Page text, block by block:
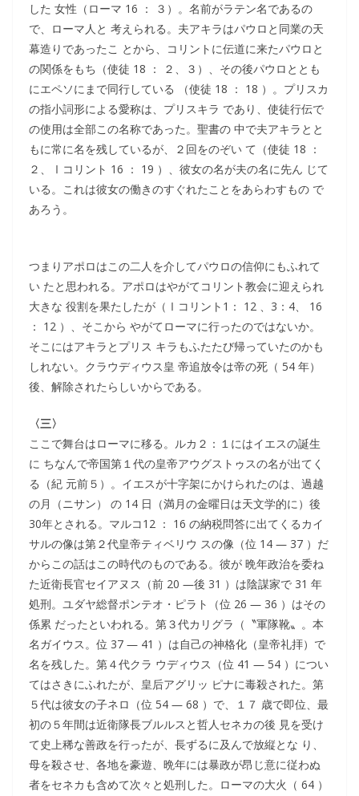
した 女性（ローマ 16 ： ３）。名前がラテン名であるの
で、ローマ人と 考えられる。夫アキラはパウロと同業の天
幕造りであったこ とから、コリントに伝道に来たパウロと
の関係をもち（使徒 18 ： ２、３）、その後パウロととも
にエペソにまで同行している （使徒 18 ： 18 ）。プリスカ
の指小詞形による愛称は、プリスキラ であり、使徒行伝で
の使用は全部この名称であった。聖書の 中で夫アキラとと
もに常に名を残しているが、２回をのぞい て（使徒 18 ：
２、Ⅰコリント 16 ： 19 ）、彼女の名が夫の名に先ん じて
いる。これは彼女の働きのすぐれたことをあらわすもの で
あろう。
つまりアポロはこの二人を介してパウロの信仰にもふれて
い たと思われる。アポロはやがてコリント教会に迎えられ
大きな 役割を果たしたが（Ⅰコリント1： 12 、3：4、 16
： 12 ）、そこから やがてローマに行ったのではないか。
そこにはアキラとプリス キラもふたたび帰っていたのかも
しれない。クラウディウス皇 帝追放令は帝の死（ 54 年）
後、解除されたらしいからである。
〈三〉
ここで舞台はローマに移る。ルカ２：１にはイエスの誕生
に ちなんで帝国第１代の皇帝アウグストゥスの名が出てく
る（紀 元前５）。イエスが十字架にかけられたのは、過越
の月（ニサン） の 14 日（満月の金曜日は天文学的に）後
30年とされる。マルコ12 ： 16 の納税問答に出てくるカイ
サルの像は第２代皇帝ティベリウ スの像（位 14 ― 37 ）だ
からこの話はこの時代のものである。彼が 晩年政治を委ね
た近衛長官セイアヌス（前 20 ―後 31 ）は陰謀家で 31 年
処刑。ユダヤ総督ポンテオ・ピラト（位 26 ― 36 ）はその
係累 だったといわれる。第３代カリグラ（〝軍隊靴〟。本
名ガイウス。位 37 ― 41 ）は自己の神格化（皇帝礼拝）で
名を残した。第４代クラ ウディウス（位 41 ― 54 ）につい
てはさきにふれたが、皇后アグリッ ピナに毒殺された。第
５代は彼女の子ネロ（位 54 ― 68 ）で、１７ 歳で即位、最
初の５年間は近衛隊長ブルルスと哲人セネカの後 見を受け
て史上稀な善政を行ったが、長ずるに及んで放縦とな り、
母を殺させ、各地を豪遊、晩年には暴政が昂じ意に従わぬ
者をセネカも含めて次々と処刑した。ローマの大火（ 64 ）